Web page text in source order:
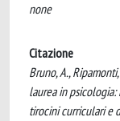
none
Citazione
Bruno, A.,
laurea in
tirocini curriculari e